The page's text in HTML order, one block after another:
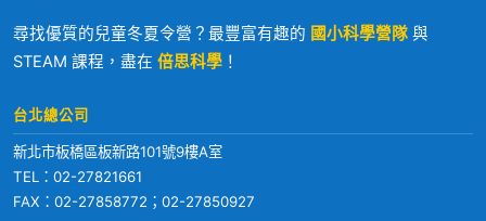
尋找優質的兒童冬夏令營？最豐富有趣的 國小科學營隊 與
STEAM 課程，盡在 倍思科學 ！
台北總公司
新北市板橋區板新路101號9樓A室
TEL： 02-27821661
FAX：02-27858772；02-27850927